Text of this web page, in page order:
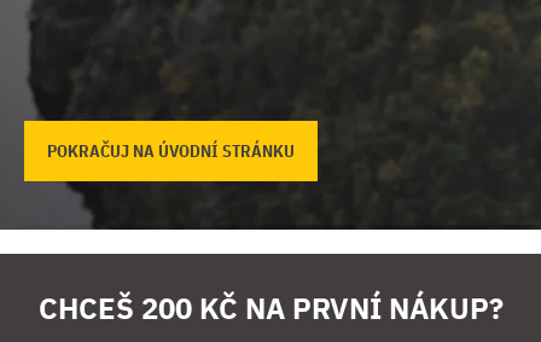
POKRAČUJ NA ÚVODNÍ STRÁNKU
CHCEŠ 200 KČ NA PRVNÍ NÁKUP?